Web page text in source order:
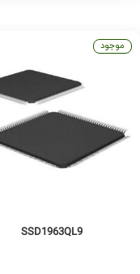
SSD1963QL9
موجود